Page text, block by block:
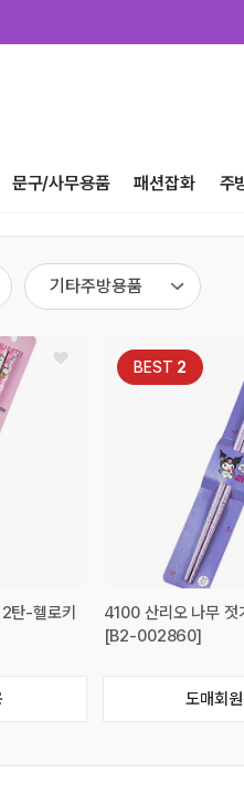
문구/사무용품 패션잡화 주
탄-헬로키
BEST 2
4100 산리오 나무 젓
[B2-002860]
도매회